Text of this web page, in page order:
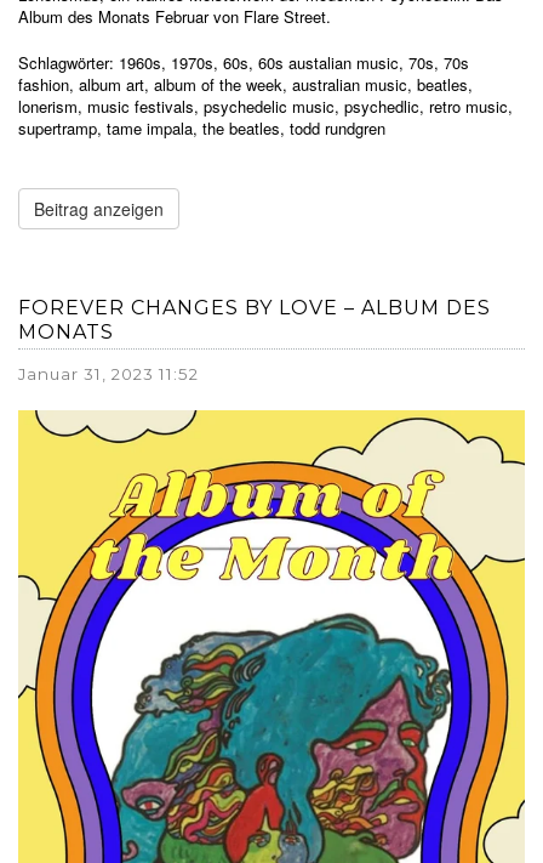
Album des Monats Februar von Flare Street.
Schlagwörter: 1960s, 1970s, 60s, 60s austalian music, 70s, 70s
fashion, album art, album of the week, australian music, beatles,
lonerism, music festivals, psychedelic music, psychedlic, retro music,
supertramp, tame impala, the beatles, todd rundgren
Beitrag anzeigen
FOREVER CHANGES BY LOVE – ALBUM DES
MONATS
Januar 31, 2023 11:52